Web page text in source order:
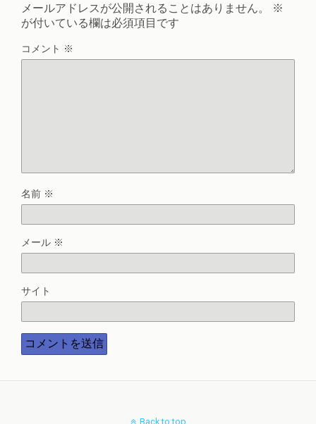
メールアドレスが公開されることはありません。
※
が付いている欄は必須項目です
コメント ※
名前 ※
メール ※
サイト
Back to top